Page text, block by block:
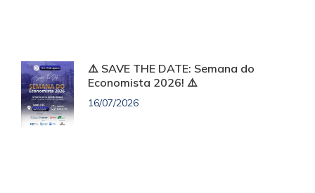
⚠️ SAVE THE DATE: Semana do
Economista 2026! ⚠️
16/07/2026